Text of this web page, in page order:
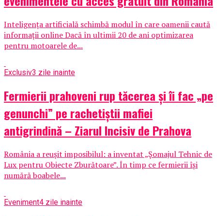
Inteligența artificială schimbă modul în care oamenii caută
informații online Dacă în ultimii 20 de ani optimizarea
pentru motoarele de...
Exclusiv3 zile inainte
Fermierii prahoveni rup tăcerea și îi fac „pe
genunchi” pe rachetiștii mafiei
antigrindină – Ziarul Incisiv de Prahova
România a reușit imposibilul: a inventat „Șomajul Tehnic de
Lux pentru Obiecte Zburătoare”. În timp ce fermierii își
numără boabele...
Eveniment4 zile inainte